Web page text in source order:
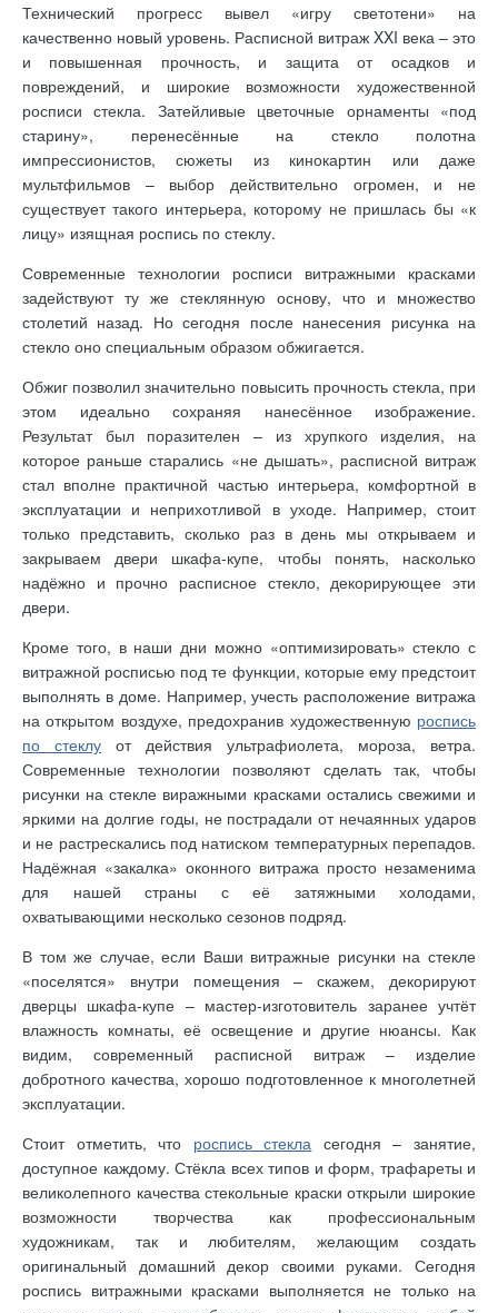
Технический прогресс вывел «игру светотени» на
качественно новый уровень. Расписной витраж XXI века – это
и повышенная прочность, и защита от осадков и
повреждений, и широкие возможности художественной
росписи стекла. Затейливые цветочные орнаменты «под
старину», перенесённые на стекло полотна
импрессионистов, сюжеты из кинокартин или даже
мультфильмов – выбор действительно огромен, и не
существует такого интерьера, которому не пришлась бы «к
лицу» изящная роспись по стеклу.
Современные технологии росписи витражными красками
задействуют ту же стеклянную основу, что и множество
столетий назад. Но сегодня после нанесения рисунка на
стекло оно специальным образом обжигается.
Обжиг позволил значительно повысить прочность стекла, при
этом идеально сохраняя нанесённое изображение.
Результат был поразителен – из хрупкого изделия, на
которое раньше старались «не дышать», расписной витраж
стал вполне практичной частью интерьера, комфортной в
эксплуатации и неприхотливой в уходе. Например, стоит
только представить, сколько раз в день мы открываем и
закрываем двери шкафа-купе, чтобы понять, насколько
надёжно и прочно расписное стекло, декорирующее эти
двери.
Кроме того, в наши дни можно «оптимизировать» стекло с
витражной росписью под те функции, которые ему предстоит
выполнять в доме. Например, учесть расположение витража
на открытом воздухе, предохранив художественную роспись
по стеклу от действия ультрафиолета, мороза, ветра.
Современные технологии позволяют сделать так, чтобы
рисунки на стекле виражными красками остались свежими и
яркими на долгие годы, не пострадали от нечаянных ударов
и не растрескались под натиском температурных перепадов.
Надёжная «закалка» оконного витража просто незаменима
для нашей страны с её затяжными холодами,
охватывающими несколько сезонов подряд.
В том же случае, если Ваши витражные рисунки на стекле
«поселятся» внутри помещения – скажем, декорируют
дверцы шкафа-купе – мастер-изготовитель заранее учтёт
влажность комнаты, её освещение и другие нюансы. Как
видим, современный расписной витраж – изделие
добротного качества, хорошо подготовленное к многолетней
эксплуатации.
Стоит отметить, что роспись стекла сегодня – занятие,
доступное каждому. Стёкла всех типов и форм, трафареты и
великолепного качества стекольные краски открыли широкие
возможности творчества как профессиональным
художникам, так и любителям, желающим создать
оригинальный домашний декор своими руками. Сегодня
роспись витражными красками выполняется не только на